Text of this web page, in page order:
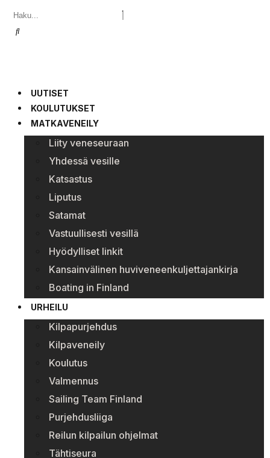
UUTISET
KOULUTUKSET
MATKAVENEILY
Liity veneseuraan
Yhdessä vesille
Katsastus
Liputus
Satamat
Vastuullisesti vesillä
Hyödylliset linkit
Kansainvälinen huviveneenkuljettajankirja
Boating in Finland
URHEILU
Kilpapurjehdus
Kilpaveneily
Koulutus
Valmennus
Sailing Team Finland
Purjehdusliiga
Reilun kilpailun ohjelmat
Tähtiseura